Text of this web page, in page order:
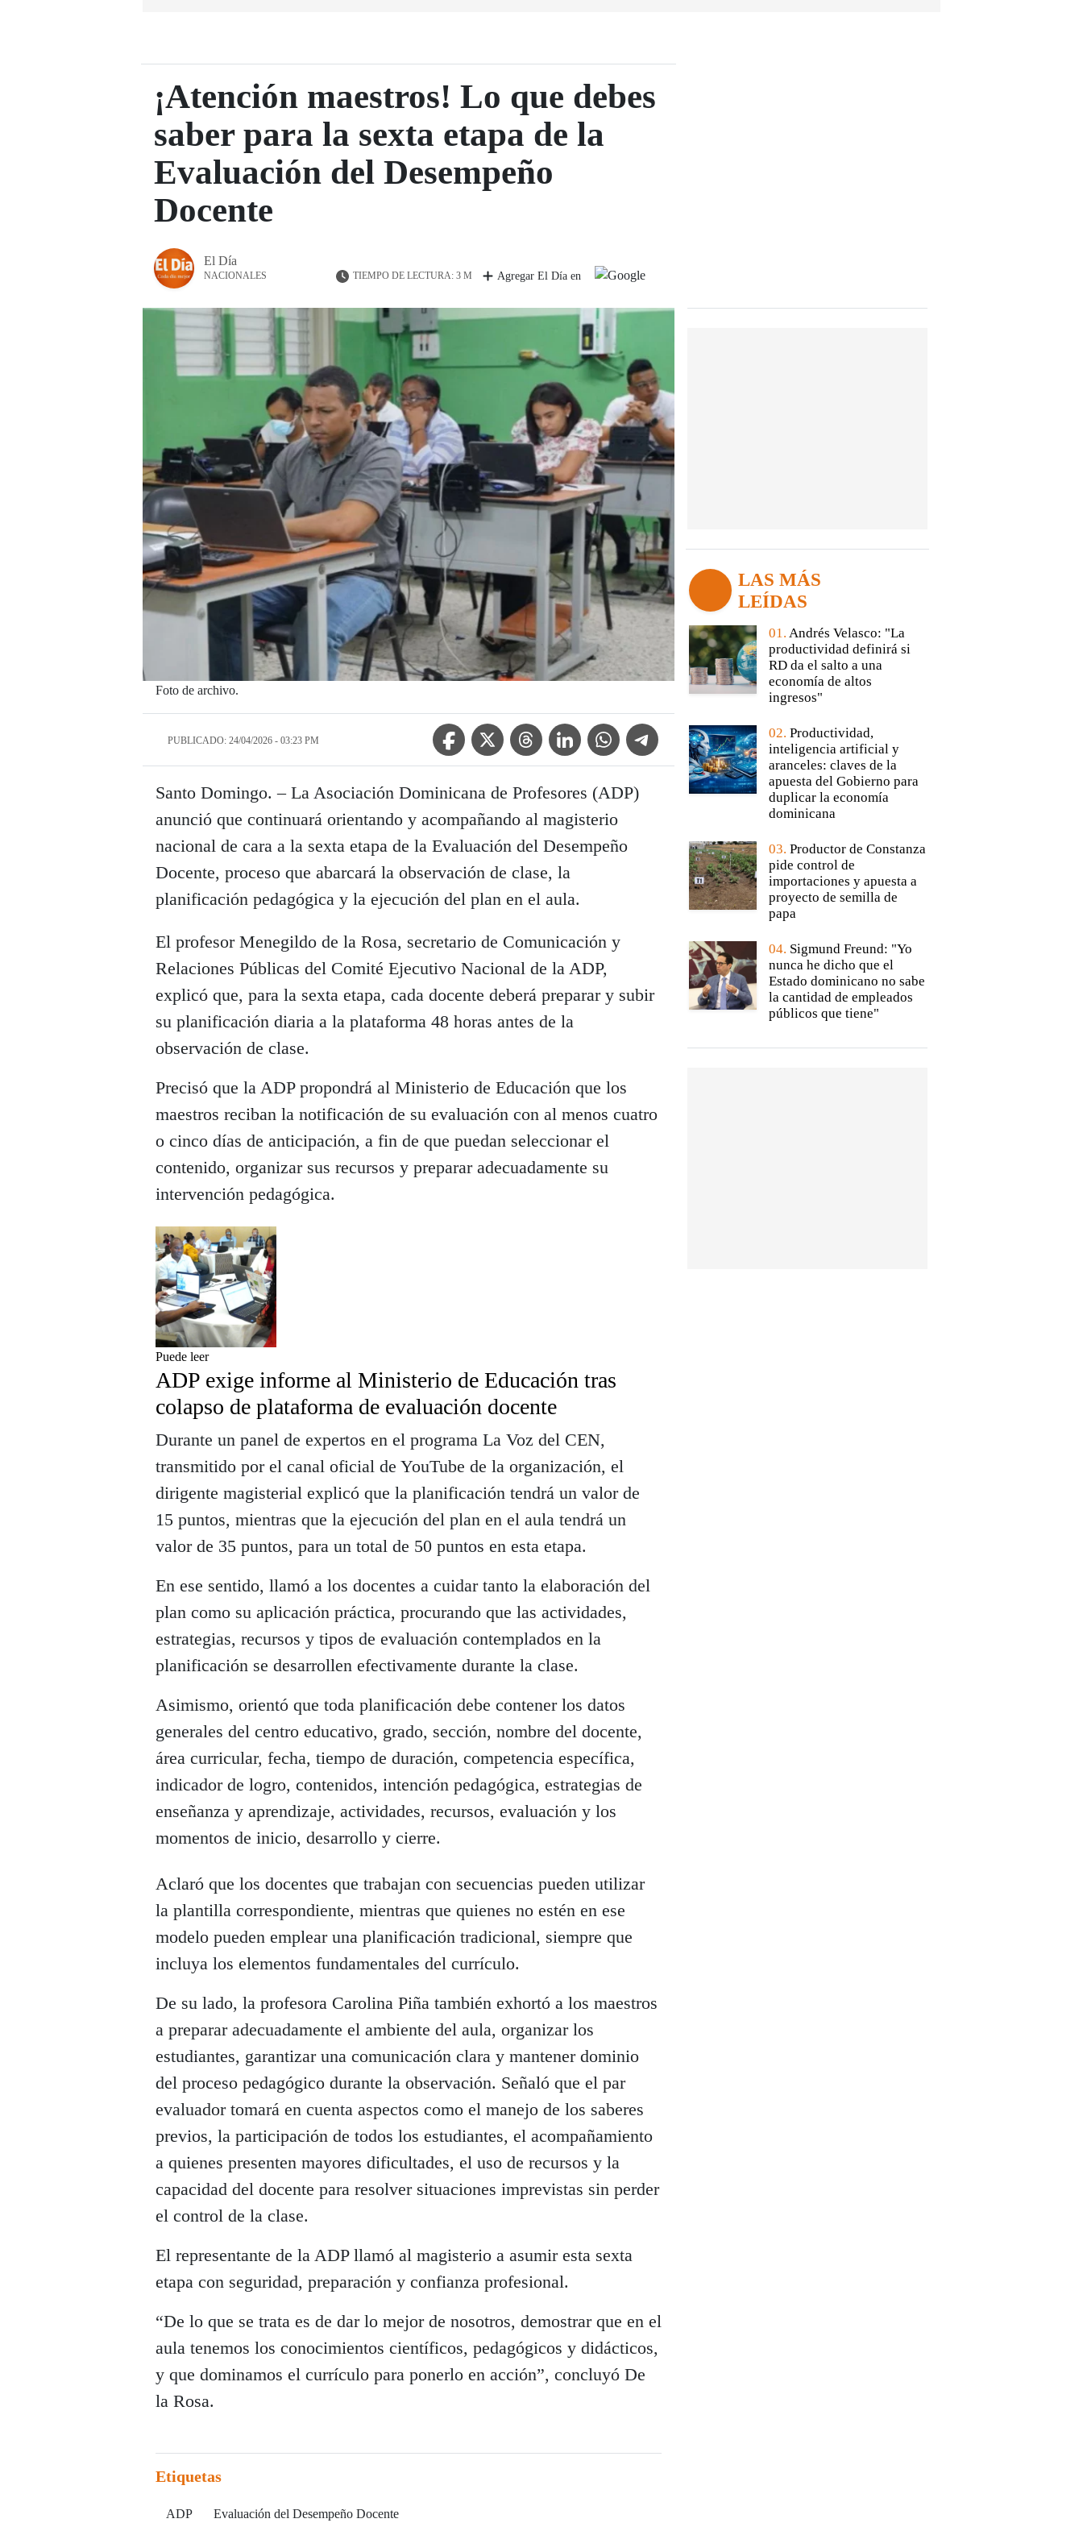
¡Atención maestros! Lo que debes
saber para la sexta etapa de la
Evaluación del Desempeño
Docente
El Día
NACIONALES TIEMPO DE LECTURA: 3 M Agregar El Día en
Foto de archivo.
PUBLICADO: 24/04/2026 - 03:23 PM
Facebook IconTwitter IconThreads IconLinkedin IconWhatsApp IconTelegram Icon
Santo Domingo. – La Asociación Dominicana de Profesores (ADP)
anunció que continuará orientando y acompañando al magisterio
nacional de cara a la sexta etapa de la Evaluación del Desempeño
Docente, proceso que abarcará la observación de clase, la
planificación pedagógica y la ejecución del plan en el aula.
El profesor Menegildo de la Rosa, secretario de Comunicación y
Relaciones Públicas del Comité Ejecutivo Nacional de la ADP,
explicó que, para la sexta etapa, cada docente deberá preparar y subir
su planificación diaria a la plataforma 48 horas antes de la
observación de clase.
Precisó que la ADP propondrá al Ministerio de Educación que los
maestros reciban la notificación de su evaluación con al menos cuatro
o cinco días de anticipación, a fin de que puedan seleccionar el
contenido, organizar sus recursos y preparar adecuadamente su
intervención pedagógica.
Puede leer
ADP exige informe al Ministerio de Educación tras
colapso de plataforma de evaluación docente
Durante un panel de expertos en el programa La Voz del CEN,
transmitido por el canal oficial de YouTube de la organización, el
dirigente magisterial explicó que la planificación tendrá un valor de
15 puntos, mientras que la ejecución del plan en el aula tendrá un
valor de 35 puntos, para un total de 50 puntos en esta etapa.
En ese sentido, llamó a los docentes a cuidar tanto la elaboración del
plan como su aplicación práctica, procurando que las actividades,
estrategias, recursos y tipos de evaluación contemplados en la
planificación se desarrollen efectivamente durante la clase.
Asimismo, orientó que toda planificación debe contener los datos
generales del centro educativo, grado, sección, nombre del docente,
área curricular, fecha, tiempo de duración, competencia específica,
indicador de logro, contenidos, intención pedagógica, estrategias de
enseñanza y aprendizaje, actividades, recursos, evaluación y los
momentos de inicio, desarrollo y cierre.
Aclaró que los docentes que trabajan con secuencias pueden utilizar
la plantilla correspondiente, mientras que quienes no estén en ese
modelo pueden emplear una planificación tradicional, siempre que
incluya los elementos fundamentales del currículo.
De su lado, la profesora Carolina Piña también exhortó a los maestros
a preparar adecuadamente el ambiente del aula, organizar los
estudiantes, garantizar una comunicación clara y mantener dominio
del proceso pedagógico durante la observación. Señaló que el par
evaluador tomará en cuenta aspectos como el manejo de los saberes
previos, la participación de todos los estudiantes, el acompañamiento
a quienes presenten mayores dificultades, el uso de recursos y la
capacidad del docente para resolver situaciones imprevistas sin perder
el control de la clase.
El representante de la ADP llamó al magisterio a asumir esta sexta
etapa con seguridad, preparación y confianza profesional.
“De lo que se trata es de dar lo mejor de nosotros, demostrar que en el
aula tenemos los conocimientos científicos, pedagógicos y didácticos,
y que dominamos el currículo para ponerlo en acción”, concluyó De
la Rosa.
Etiquetas
ADP Evaluación del Desempeño Docente
LAS MÁS
LEÍDAS
01. Andrés Velasco: "La
productividad definirá si
RD da el salto a una
economía de altos
ingresos"
02. Productividad,
inteligencia artificial y
aranceles: claves de la
apuesta del Gobierno para
duplicar la economía
dominicana
03. Productor de Constanza
pide control de
importaciones y apuesta a
proyecto de semilla de
papa
04. Sigmund Freund: "Yo
nunca he dicho que el
Estado dominicano no sabe
la cantidad de empleados
públicos que tiene"